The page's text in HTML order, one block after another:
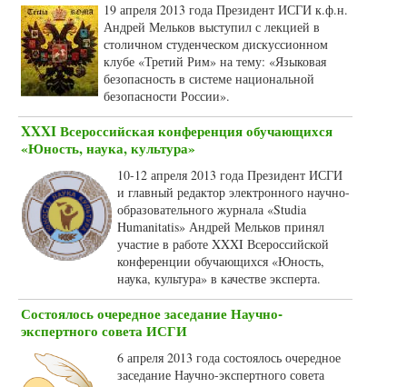
19 апреля 2013 года Президент ИСГИ к.ф.н.
Андрей Мельков выступил с лекцией в
столичном студенческом дискуссионном
клубе «Третий Рим» на тему: «Языковая
безопасность в системе национальной
безопасности России».
XXXI Всероссийская конференция обучающихся
«Юность, наука, культура»
10-12 апреля 2013 года Президент ИСГИ
и главный редактор электронного научно-
образовательного журнала «Studia
Humanitatis» Андрей Мельков принял
участие в работе XXXI Всероссийской
конференции обучающихся «Юность,
наука, культура» в качестве эксперта.
Состоялось очередное заседание Научно-
экспертного совета ИСГИ
6 апреля 2013 года состоялось очередное
заседание Научно-экспертного совета